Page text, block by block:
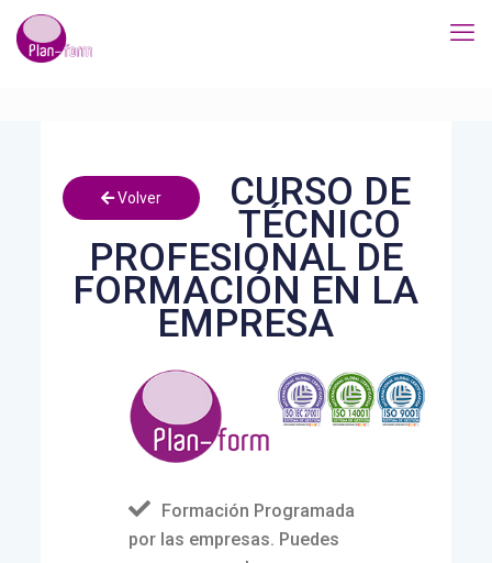
Volver CURSO DE
TÉCNICO
PROFESIONAL DE
FORMACIÓN EN LA
EMPRESA
Formación Programada
por las empresas. Puedes